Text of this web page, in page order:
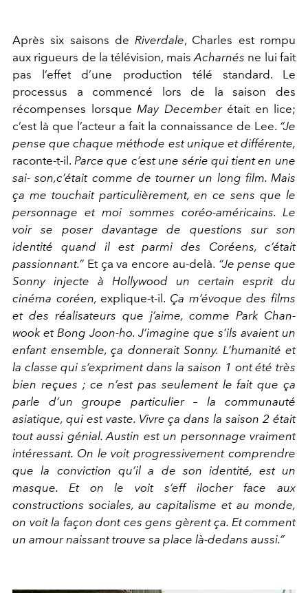
Après six saisons de Riverdale, Charles est rompu
aux rigueurs de la télévision, mais Acharnés ne lui fait
pas l’effet d’une production télé standard. Le
processus a commencé lors de la saison des
récompenses lorsque May December était en lice;
c’est là que l’acteur a fait la connaissance de Lee. “Je
pense que chaque méthode est unique et différente,
raconte-t-il. Parce que c’est une série qui tient en une
sai- son,c’était comme de tourner un long film. Mais
ça me touchait particulièrement, en ce sens que le
personnage et moi sommes coréo-américains. Le
voir se poser davantage de questions sur son
identité quand il est parmi des Coréens, c’était
passionnant.” Et ça va encore au-delà. “Je pense que
Sonny injecte à Hollywood un certain esprit du
cinéma coréen, explique-t-il. Ça m’évoque des films
et des réalisateurs que j’aime, comme Park Chan-
wook et Bong Joon-ho. J’imagine que s’ils avaient un
enfant ensemble, ça donnerait Sonny. L’humanité et
la classe qui s’expriment dans la saison 1 ont été très
bien reçues ; ce n’est pas seulement le fait que ça
parle d’un groupe particulier – la communauté
asiatique, qui est vaste. Vivre ça dans la saison 2 était
tout aussi génial. Austin est un personnage vraiment
intéressant. On le voit progressivement comprendre
que la conviction qu’il a de son identité, est un
masque. Et on le voit s’eff ilocher face aux
constructions sociales, au capitalisme et au monde,
on voit la façon dont ces gens gèrent ça. Et comment
un amour naissant trouve sa place là-dedans aussi.”